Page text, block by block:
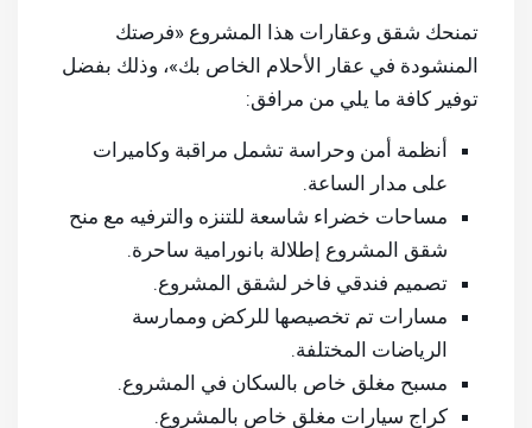
تمنحك شقق وعقارات هذا المشروع «فرصتك
المنشودة في عقار الأحلام الخاص بك»، وذلك بفضل
توفير كافة ما يلي من مرافق:
أنظمة أمن وحراسة تشمل مراقبة وكاميرات
على مدار الساعة.
مساحات خضراء شاسعة للتنزه والترفيه مع منح
شقق المشروع إطلالة بانورامية ساحرة.
تصميم فندقي فاخر لشقق المشروع.
مسارات تم تخصيصها للركض وممارسة
الرياضات المختلفة.
مسبح مغلق خاص بالسكان في المشروع.
كراج سيارات مغلق خاص بالمشروع.